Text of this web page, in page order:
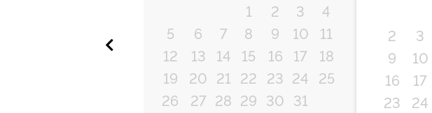
1 2 3
4
5
6 7 8 9 10
11
12
13 14 15 16 17
18
19
20 21 22 23 24 25
26
27 28 29 30 31
2
3
9
10
16
17
23
24